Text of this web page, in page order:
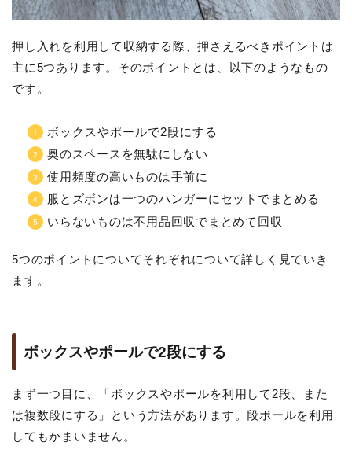
押し入れを利用して収納する際、押さえるべきポイントは
主に5つあります。そのポイントとは、以下のようなもの
です。
ボックスやポールで2段にする
奥のスペースを無駄にしない
使用頻度の高いものは手前に
服とズボンは一つのハンガーにセットでまとめる
いらないものは不用品回収でまとめて回収
5つのポイントについてそれぞれについて詳しく見ていき
ます。
ボックスやポールで2段にする
まず一つ目に、「ボックスやポールを利用して2段、また
は複数段にする」という方法があります。段ボールを利用
してもかまいません。